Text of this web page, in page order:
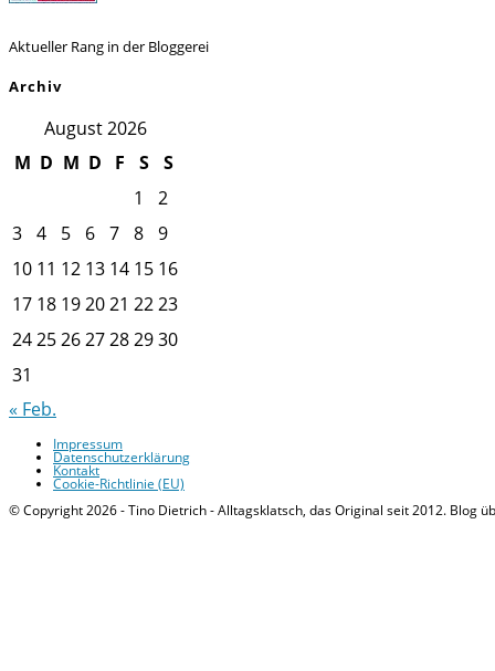
Aktueller Rang in der Bloggerei
Archiv
August 2026
M D M D F S
S
1
2
3 4 5 6 7 8 9
10 11 12 13 14 15 16
17 18 192021 2223
24252627282930
31
« Feb.
Impressum
Datenschutzerklärung
Kontakt
Cookie-Richtlinie (EU)
© Copyright 2026 - Tino Dietrich - Alltagsklatsch, das Original seit 2012. Blog